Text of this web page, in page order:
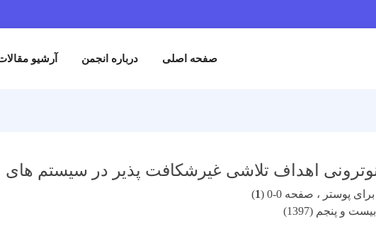
صفحه اصلی درباره انجمن آرشیو
اهداف تلاشی غیرشکافت پذیر در سیستم های
پوستر ، صفحه 0-0 ( 1
)
و پنجم (1397)